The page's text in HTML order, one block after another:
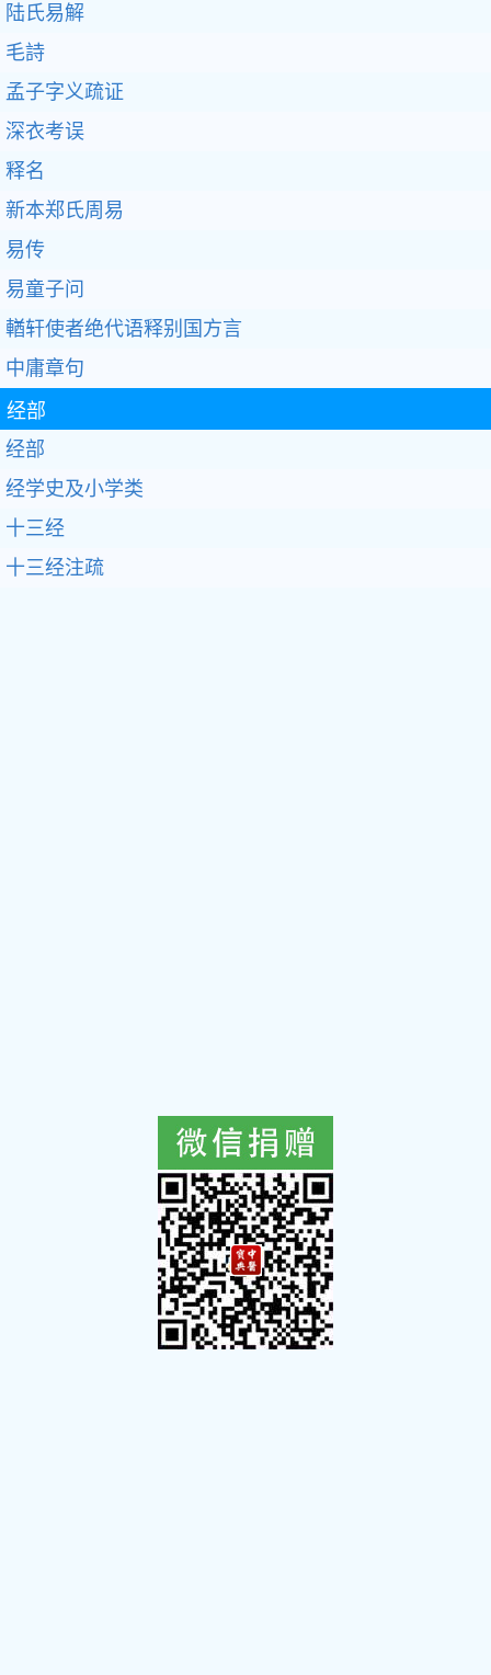
陆氏易解
毛詩
孟子字义疏证
深衣考误
释名
新本郑氏周易
易传
易童子问
輶轩使者绝代语释别国方言
中庸章句
经部
经部
经学史及小学类
十三经
十三经注疏